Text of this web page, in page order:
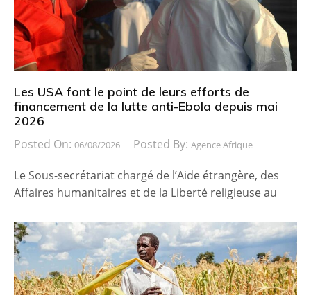
Les USA font le point de leurs efforts de
financement de la lutte anti-Ebola depuis mai
2026
Posted On: 06/08/2026 Posted By: Agence Afrique
Le Sous-secrétariat chargé de l’Aide étrangère, des
Affaires humanitaires et de la Liberté religieuse au